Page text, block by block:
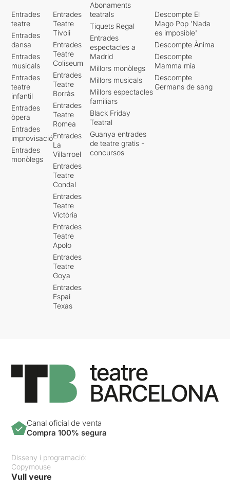
Entrades
teatre
Entrades
dansa
Entrades
musicals
Entrades
teatre
infantil
Entrades
òpera
Entrades
improvisació
Entrades
monòlegs
Entrades
Teatre
Tívoli
Entrades
Teatre
Coliseum
Entrades
Teatre
Borràs
Entrades
Teatre
Romea
Entrades
La
Villarroel
Entrades
Teatre
Condal
Entrades
Teatre
Victòria
Entrades
Teatre
Apolo
Entrades
Teatre
Goya
Entrades
Espai
Texas
Abonaments
teatrals
Tiquets Regal
Entrades
espectacles a
Madrid
Millors monòlegs
Millors musicals
Millors espectacles
familiars
Black Friday
Teatral
Guanya entrades
de teatre gratis -
concursos
Descompte El
Mago Pop 'Nada
es imposible'
Descompte Ànima
Descompte
Mamma mia
Descompte
Germans de sang
Canal oficial de venta
Compra 100% segura
Disseny i programació:
Copymouse
Vull veure